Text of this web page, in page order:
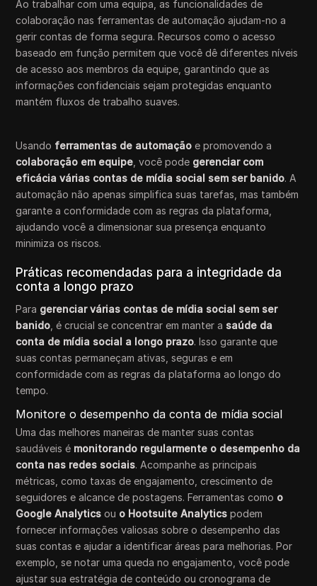
Ao trabalhar com uma equipa, as funcionalidades de
colaboração nas ferramentas de automação ajudam-no a
gerir contas de forma segura. Recursos como o acesso
baseado em função permitem que você dê diferentes níveis
de acesso aos membros da equipe, garantindo que as
informações confidenciais sejam protegidas enquanto
mantém fluxos de trabalho suaves.
Usando ferramentas de automação e promovendo a
colaboração em equipe , você pode gerenciar com
eficácia várias contas de mídia social sem ser banido. A
automação não apenas simplifica suas tarefas, mas também
garante a conformidade com as regras da plataforma,
ajudando você a dimensionar sua presença enquanto
minimiza os riscos.
Práticas recomendadas para a integridade da
conta a longo prazo
Para gerenciar várias contas de mídia social sem ser
banido , é crucial se concentrar em manter a saúde da
conta de mídia social a longo prazo. Isso garante que
suas contas permaneçam ativas, seguras e em
conformidade com as regras da plataforma ao longo do
tempo.
Monitore o desempenho da conta de mídia social
Uma das melhores maneiras de manter suas contas
saudáveis é monitorando regularmente o desempenho da
conta nas redes sociais. Acompanhe as principais
métricas, como taxas de engajamento, crescimento de
seguidores e alcance de postagens. Ferramentas como o
Google Analytics ou o Hootsuite Analytics podem
fornecer informações valiosas sobre o desempenho das
suas contas e ajudar a identificar áreas para melhorias. Por
exemplo, se notar uma queda no engajamento, você pode
ajustar sua estratégia de conteúdo ou cronograma de